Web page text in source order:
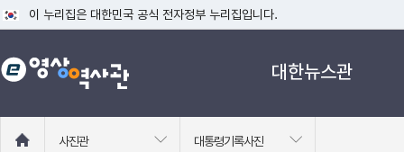
이 누리집은 대한민국 공식 전자정부 누리집입니다.
공식 누리집 주소 확인하기
go.kr 주소를 사용하는 누리집은 대한민국 정부기관이 관리하는 누리집입니
대한뉴스관
사진관 대통령기록사진